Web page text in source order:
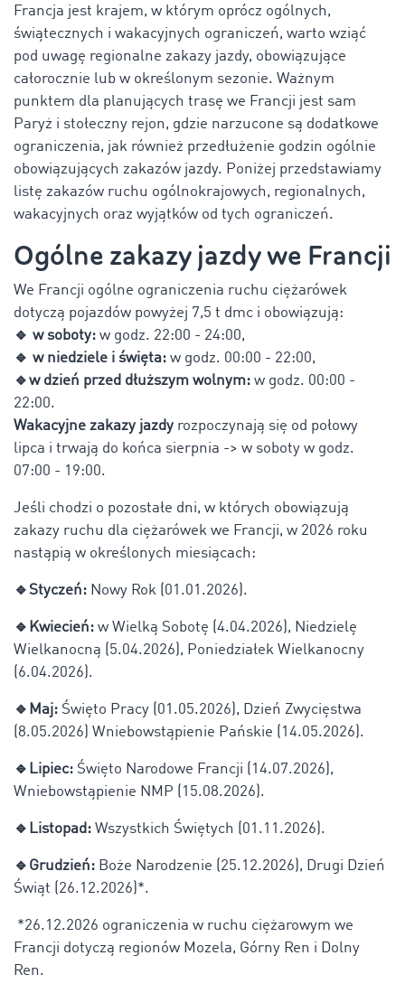
Francja jest krajem, w którym oprócz ogólnych,
świątecznych i wakacyjnych ograniczeń, warto wziąć
pod uwagę regionalne zakazy jazdy, obowiązujące
całorocznie lub w określonym sezonie. Ważnym
punktem dla planujących trasę we Francji jest sam
Paryż i stołeczny rejon, gdzie narzucone są dodatkowe
ograniczenia, jak również przedłużenie godzin ogólnie
obowiązujących zakazów jazdy. Poniżej przedstawiamy
listę zakazów ruchu ogólnokrajowych, regionalnych,
wakacyjnych oraz wyjątków od tych ograniczeń.
Ogólne zakazy jazdy we Francji
We Francji ogólne ograniczenia ruchu ciężarówek
dotyczą pojazdów powyżej 7,5 t dmc i obowiązują:
🔹 w soboty: w godz. 22:00 - 24:00,
🔹 w niedziele i święta: w godz. 00:00 - 22:00,
🔹w dzień przed dłuższym wolnym: w godz. 00:00 -
22:00.
Wakacyjne zakazy jazdy rozpoczynają się od połowy
lipca i trwają do końca sierpnia -> w soboty w godz.
07:00 - 19:00.
Jeśli chodzi o pozostałe dni, w których obowiązują
zakazy ruchu dla ciężarówek we Francji, w 2026 roku
nastąpią w określonych miesiącach:
🔹Styczeń: Nowy Rok (01.01.2026).
🔹Kwiecień: w Wielką Sobotę (4.04.2026), Niedzielę
Wielkanocną (5.04.2026), Poniedziałek Wielkanocny
(6.04.2026).
🔹Maj: Święto Pracy (01.05.2026), Dzień Zwycięstwa
(8.05.2026) Wniebowstąpienie Pańskie (14.05.2026).
🔹Lipiec: Święto Narodowe Francji (14.07.2026),
Wniebowstąpienie NMP (15.08.2026).
🔹Listopad: Wszystkich Świętych (01.11.2026).
🔹Grudzień: Boże Narodzenie (25.12.2026), Drugi Dzień
Świąt (26.12.2026)*.
*26.12.2026 ograniczenia w ruchu ciężarowym we
Francji dotyczą regionów Mozela, Górny Ren i Dolny
Ren.